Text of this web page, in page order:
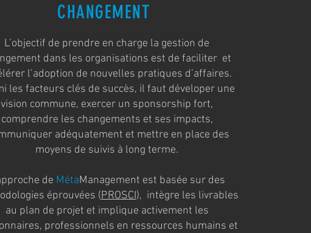
CHANGEMENT
L’objectif de prendre en charge la gestion de
dans les organisations est de faciliter et
l’adoption de nouvelles pratiques d’affaires.
les facteurs clés de succès, il faut déveloper une
vision commune, exercer un sponsorship fort,
comprendre les changements et ses impacts,
adéquatement et mettre en place des
moyens de suivis à long terme.
de MétaManagement est basée sur des
éprouvées (PROSCI), intègre les livrables
au plan de projet et implique activement les
professionnels en ressources humains et